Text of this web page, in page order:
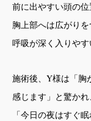
前に出やすい頭の位
胸上部へは広がり
呼吸が深く入りやす
施術後、Y様は「胸
感じます」と驚かれ
「今日の夜はすぐ